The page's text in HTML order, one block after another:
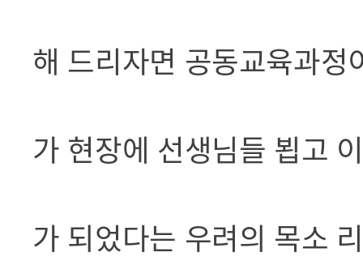
해 드리자면 공동교육과
가 현장에 선생님들 뵙고
가 되었다는 우려의 목소